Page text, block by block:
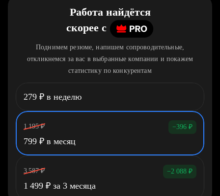
Работа найдётся
скорее c
Поднимем резюме, напишем сопроводительные,
откликнемся за вас в выбранные компании и покажем
статистику по конкурентам
279 ₽ в неделю
1 195 ₽ −396 ₽
799 ₽ в месяц
3 587 ₽ −2 088 ₽
1 499 ₽ за 3 месяца